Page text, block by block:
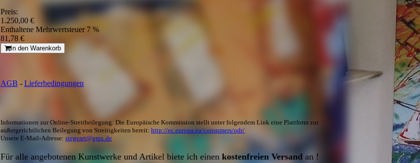
Preis:
1.250,00 €
Enthaltene Mehrwertsteuer 7 %
81,78 €
In den Warenkorb
AGB - Lieferbedingungen
Informationen zur Online-Streitbeilegung: Die Europäische Kommission stellt unter folgendem Link eine Plattform zur
außergerichtlichen Beilegung von Streitigkeiten bereit: http://ec.europa.eu/consumers/odr/
Unsere E-Mail-Adresse: stegeart@gmx.de
Für alle angebotenen Kunstwerke und Artikel biete ich einen kostenfreien Versand an !